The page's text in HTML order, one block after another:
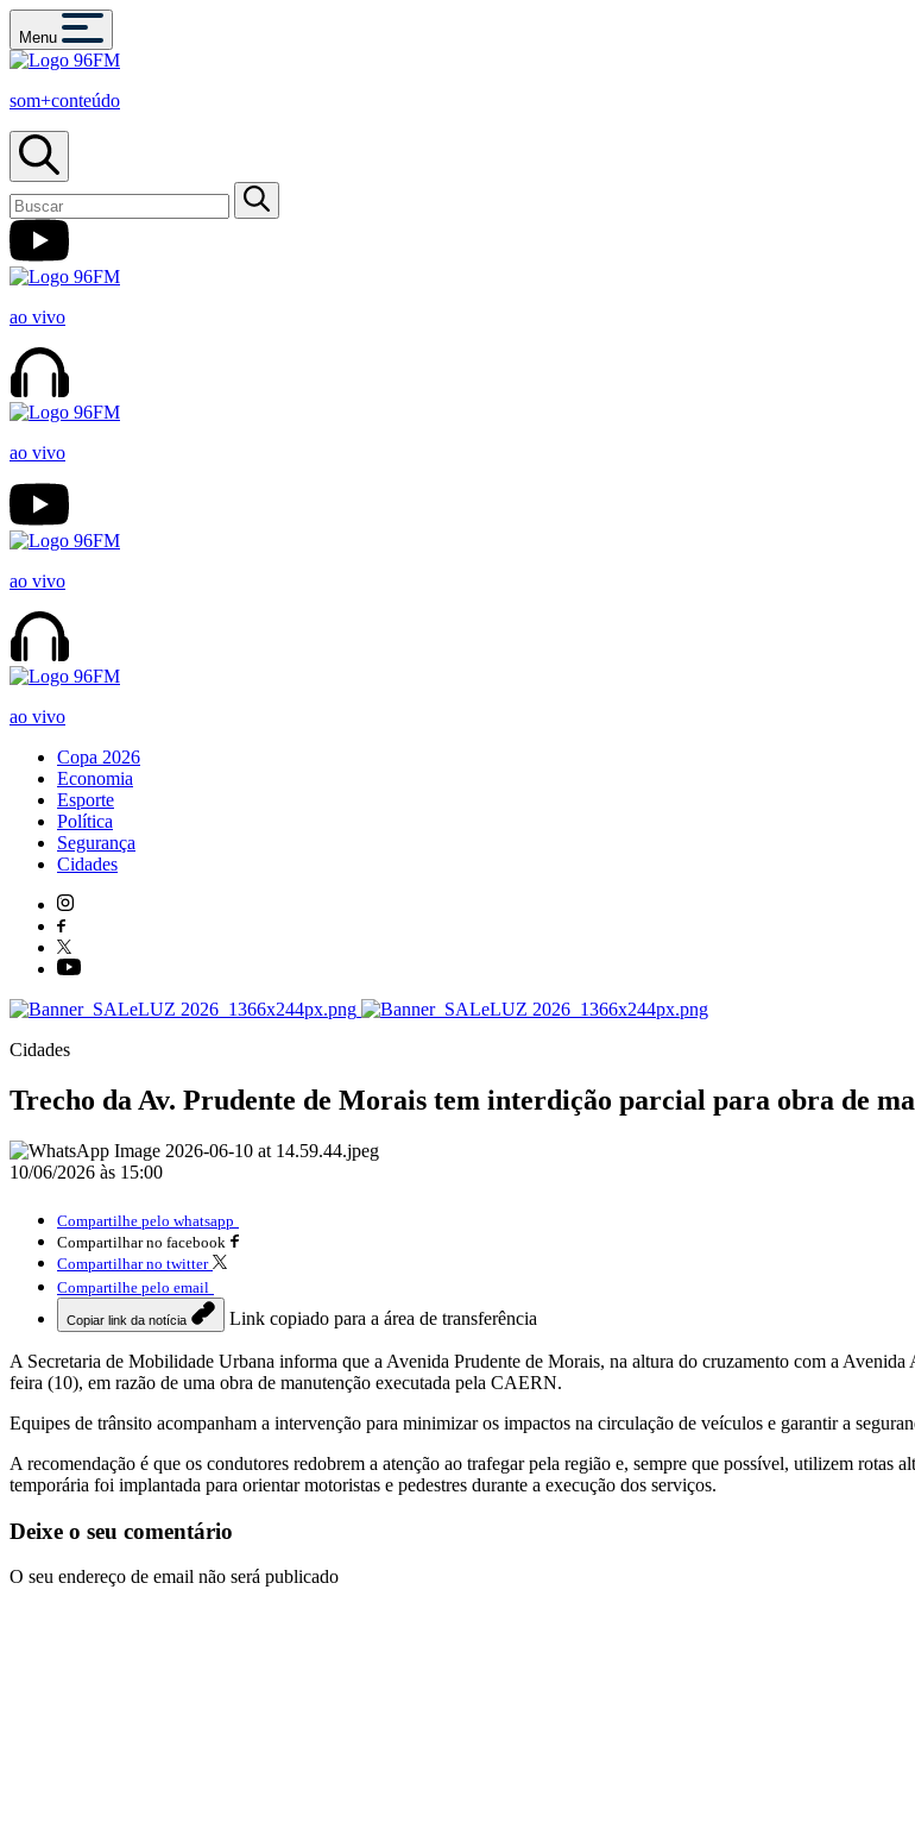
Menu
som+conteúdo
ao vivo
ao vivo
ao vivo
ao vivo
Copa 2026
Economia
Esporte
Política
Segurança
Cidades
Cidades
Trecho da Av. Prudente de Morais tem interdição parcial para obra de
10/06/2026 às 15:00
Compartilhe pelo whatsapp
Compartilhar no facebook
Compartilhar no twitter
Compartilhe pelo email
Copiar link da notícia Link copiado para a área de transferência
A Secretaria de Mobilidade Urbana informa que a Avenida Prudente de Morais, na altura do cruzamento com a
feira (10), em razão de uma obra de manutenção executada pela CAERN.
Equipes de trânsito acompanham a intervenção para minimizar os impactos na circulação de veículos e garantir a
A recomendação é que os condutores redobrem a atenção ao trafegar pela região e, sempre que possível, utilizem
temporária foi implantada para orientar motoristas e pedestres durante a execução dos serviços.
Deixe o seu comentário
O seu endereço de email não será publicado